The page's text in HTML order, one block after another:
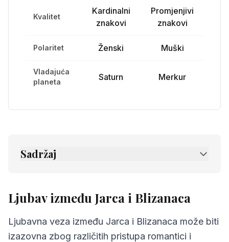
Kvalitet
Kardinalni
znakovi
Promjenjivi
znakovi
Polaritet Ženski Muški
Vladajuća
planeta
Saturn Merkur
Sadržaj
Izazovi u odnosu Jarca i Blizanaca
Ljubav između Jarca i Blizanaca
Ljubavna veza između Jarca i Blizanaca može biti
izazovna zbog različitih pristupa romantici i